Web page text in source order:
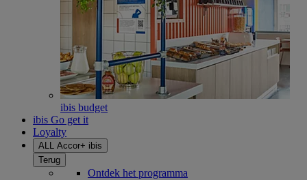
ibis budget
ibis Go get it
Loyalty
ALL Accor+ ibis
Terug
Ontdek het programma